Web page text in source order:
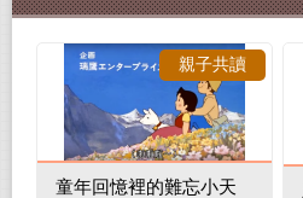
童年回憶裡的難忘小天
親子共讀